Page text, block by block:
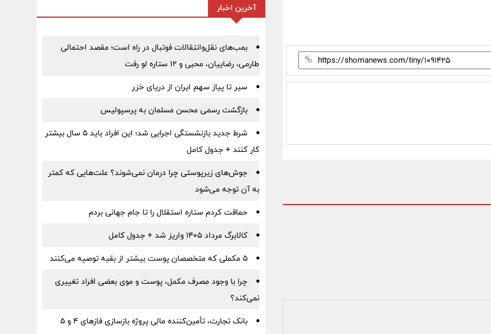
آخرین اخبار
بمب‌های نقل‌وانتقالات فوتبال در راه است؛ مقصد احتمالی
طارمی، رضاییان، محبی و ۱۲ ستاره لو رفت
سیر تا پیاز سهم ایران از دریای خزر
بازگشت رسمی محسن مسلمان به پرسپولیس
شرط جدید بازنشستگی اجرایی شد؛ این افراد باید ۵ سال بیشتر
کار کنند + جدول کامل
جوش‌های زیرپوستی چرا درمان نمی‌شوند؟ علت‌هایی که کمتر
به آن توجه می‌شود
حماقت کردم ستاره استقلال را تا جام جهانی بردم
کالابرگ مرداد ۱۴۰۵ واریز شد + جدول کامل
۵ مکملی که متخصصان پوست بیشتر از بقیه توصیه می‌کنند
چرا با وجود مصرف مکمل، پوست و موی بعضی افراد تغییری
نمی‌کند؟
بانک تجارت، تأمین‌کننده مالی پروژه بازسازی فازهای ۴ و ۵